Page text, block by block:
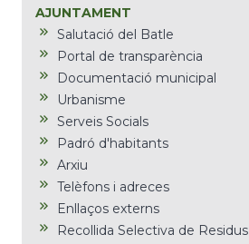
AJUNTAMENT
Salutació del Batle
Portal de transparència
Documentació municipal
Urbanisme
Serveis Socials
Padró d'habitants
Arxiu
Telèfons i adreces
Enllaços externs
Recollida Selectiva de Residus